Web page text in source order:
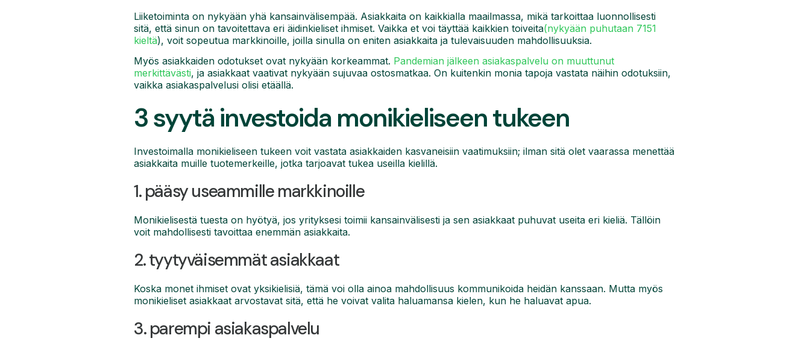
Liiketoiminta on nykyään yhä kansainvälisempää. Asiakkaita on kaikkialla maailmassa, mikä tarkoittaa luonnollisesti
sitä, että sinun on tavoitettava eri äidinkieliset ihmiset. Vaikka et voi täyttää kaikkien toiveita(nykyään puhutaan 7151
kieltä), voit sopeutua markkinoille, joilla sinulla on eniten asiakkaita ja tulevaisuuden mahdollisuuksia.
Myös asiakkaiden odotukset ovat nykyään korkeammat. Pandemian jälkeen asiakaspalvelu on muuttunut
merkittävästi, ja asiakkaat vaativat nykyään sujuvaa ostosmatkaa. On kuitenkin monia tapoja vastata näihin odotuksiin,
vaikka asiakaspalvelusi olisi etäällä.
3 syytä investoida monikieliseen tukeen
Investoimalla monikieliseen tukeen voit vastata asiakkaiden kasvaneisiin vaatimuksiin; ilman sitä olet vaarassa menettää
asiakkaita muille tuotemerkeille, jotka tarjoavat tukea useilla kielillä.
1. pääsy useammille markkinoille
Monikielisestä tuesta on hyötyä, jos yrityksesi toimii kansainvälisesti ja sen asiakkaat puhuvat useita eri kieliä. Tällöin
voit mahdollisesti tavoittaa enemmän asiakkaita.
2. tyytyväisemmät asiakkaat
Koska monet ihmiset ovat yksikielisiä, tämä voi olla ainoa mahdollisuus kommunikoida heidän kanssaan. Mutta myös
monikieliset asiakkaat arvostavat sitä, että he voivat valita haluamansa kielen, kun he haluavat apua.
3. parempi asiakaspalvelu